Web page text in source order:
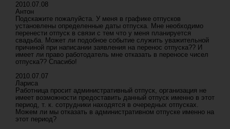
2010.07.08
Антон
Подскажите пожалуйста. У меня в графике отпусков
установлены определенные даты отпуска. Мне необходимо
перенести отпуск в связи с тем что у меня планируется
свадьба. Может ли подобное событие служить уважительной
причиной при написании заявления на перенос отпуска?? И
имеет ли право работодатель мне отказать в переносе чисел
отпуска?? Спасибо!
2010.07.07
Лариса
Работница просит административный отпуск, организация не
имеет возможности предоставить данный отпуск именно в этот
период, т. к. сотрудники находятся в очередных отпусках.
Можем ли мы отказать в административном отпуске именно на
этот период?